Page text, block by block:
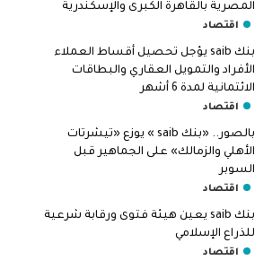
المصرية بالقاهرة الكبرى والإسكندرية
اقتصاد
بنك saib يؤجل تحصيل أقساط العملاء
الأفراد والتمويل العقاري والبطاقات
الائتمانية لمدة 6 أشهر
اقتصاد
بالصور.. «بنك saib » يوزع «تيشرتات
الأهلي والزمالك» على الجماهير قبل
السوبر
اقتصاد
بنك saib يعين هيئة فتوى ورقابة شرعية
للذراع الإسلامي
اقتصاد